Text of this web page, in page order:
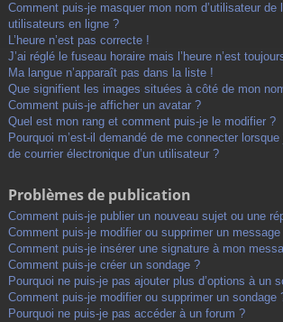
Comment puis-je masquer mon nom d’utilisateur de
utilisateurs en ligne ?
L’heure n’est pas correcte !
J’ai réglé le fuseau horaire mais l’heure n’est
Ma langue n’apparaît pas dans la liste !
Que signifient les images situées à côté de mon
Comment puis-je afficher un avatar ?
Quel est mon rang et comment puis-je le modifier ?
Pourquoi m’est-il demandé de me connecter
de courrier électronique d’un utilisateur ?
Problèmes de publication
Comment puis-je publier un nouveau sujet ou une
Comment puis-je modifier ou supprimer un message
Comment puis-je insérer une signature à mon
Comment puis-je créer un sondage ?
Pourquoi ne puis-je pas ajouter plus d’options à un
Comment puis-je modifier ou supprimer un sondage
Pourquoi ne puis-je pas accéder à un forum ?